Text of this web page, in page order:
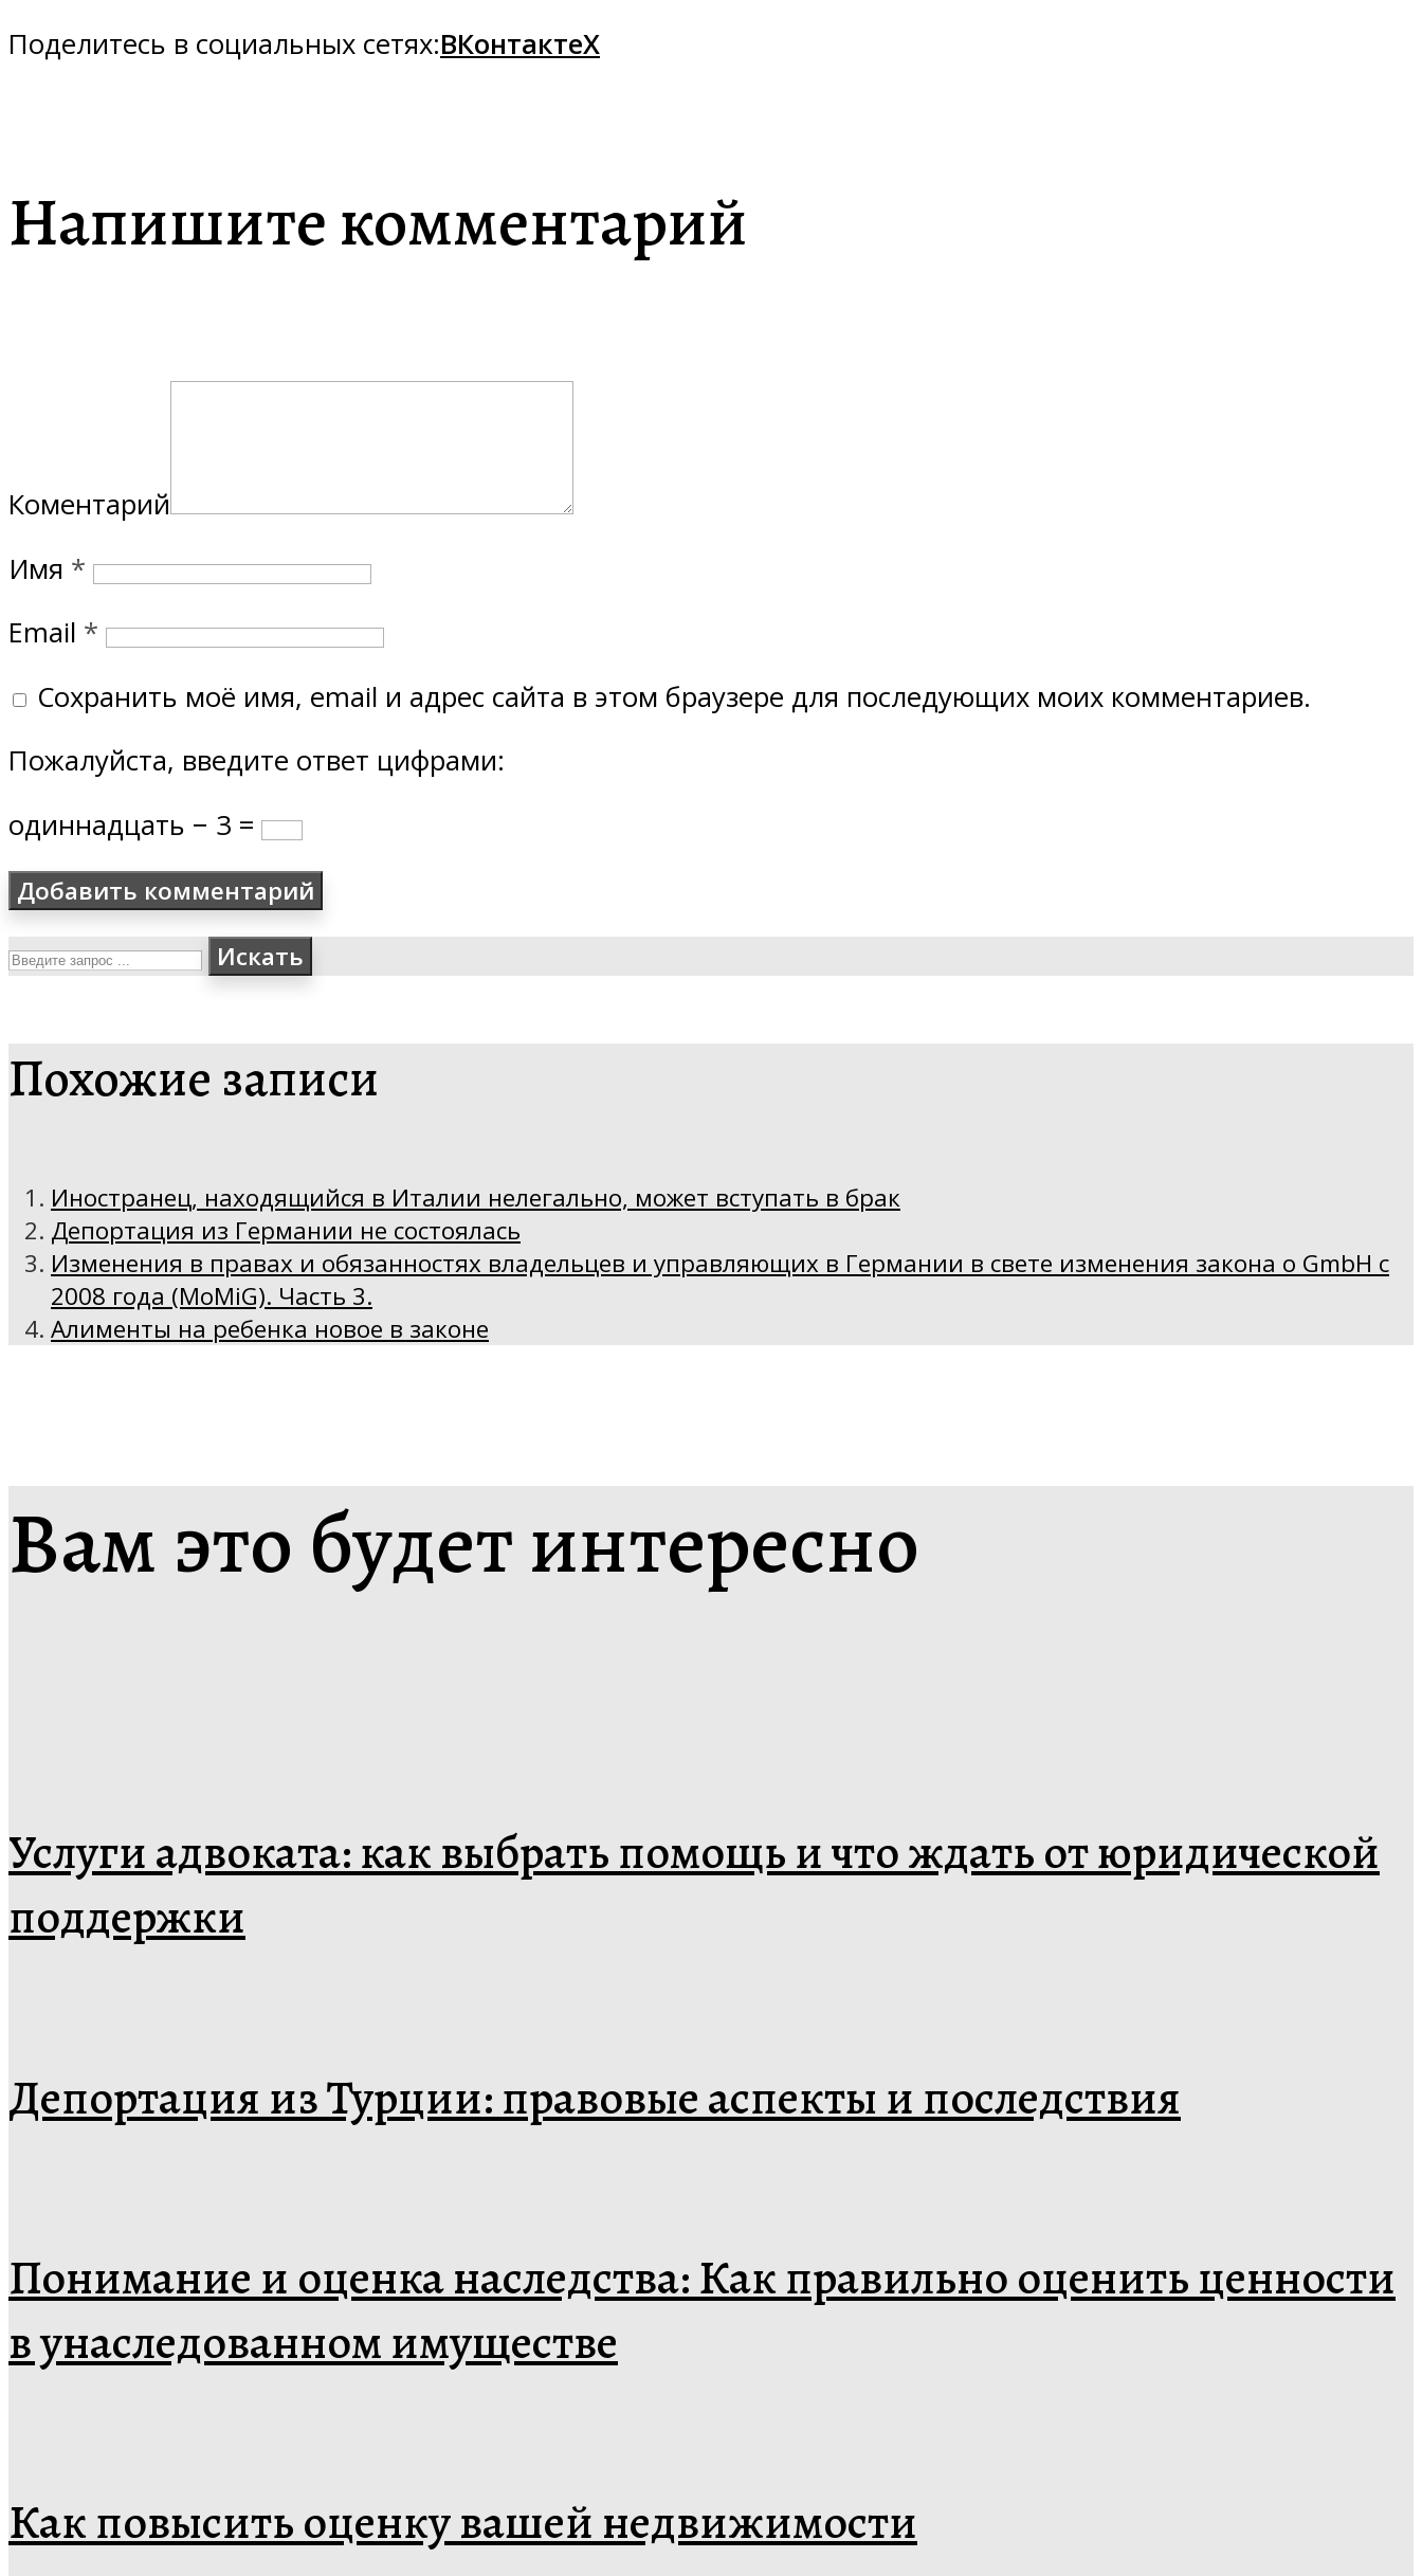
Поделитесь в социальных сетях:ВКонтактеX
Напишите комментарий
Коментарий
Имя *
Email *
Сохранить моё имя, email и адрес сайта в этом браузере для последующих моих комментариев.
Пожалуйста, введите ответ цифрами:
одиннадцать − 3 =
Искать
Похожие записи
Иностранец, находящийся в Италии нелегально, может вступать в брак
Депортация из Германии не состоялась
Изменения в правах и обязанностях владельцев и управляющих в Германии в свете изменения закона о GmbH с
2008 года (MoMiG). Часть 3.
Алименты на ребенка новое в законе
Вам это будет интересно
Услуги адвоката: как выбрать помощь и что ждать от юридической
поддержки
Депортация из Турции: правовые аспекты и последствия
Понимание и оценка наследства: Как правильно оценить ценности
в унаследованном имуществе
Как повысить оценку вашей недвижимости